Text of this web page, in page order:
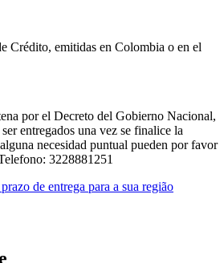
Crédito, emitidas en Colombia o en el
por el Decreto del Gobierno Nacional,
entregados una vez se finalice la
necesidad puntual pueden por favor
3228881251
de entrega para a sua região